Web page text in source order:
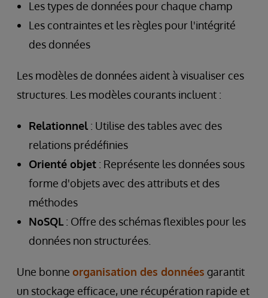
Les types de données pour chaque champ
Les contraintes et les règles pour l'intégrité
des données
Les modèles de données aident à visualiser ces
structures. Les modèles courants incluent :
Relationnel : Utilise des tables avec des
relations prédéfinies
Orienté objet : Représente les données sous
forme d'objets avec des attributs et des
méthodes
NoSQL : Offre des schémas flexibles pour les
données non structurées.
Une bonne organisation des données garantit
un stockage efficace, une récupération rapide et